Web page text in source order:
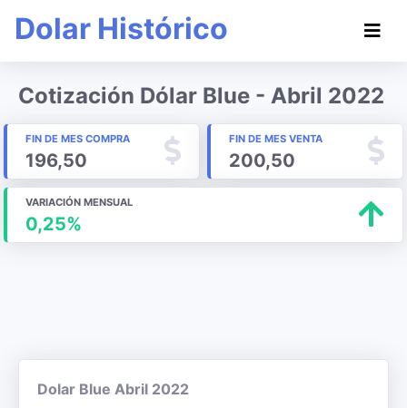
Dolar Histórico
Cotización Dólar Blue - Abril 2022
FIN DE MES COMPRA
196,50
FIN DE MES VENTA
200,50
VARIACIÓN MENSUAL
0,25%
Dolar Blue Abril 2022